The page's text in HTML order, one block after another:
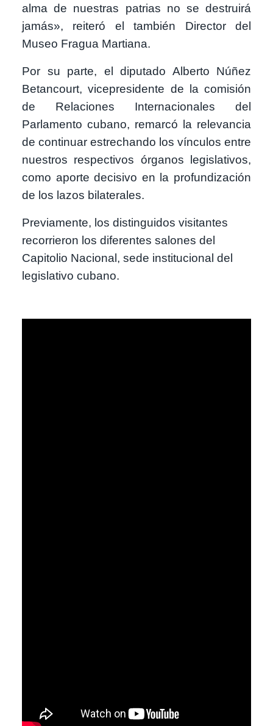
alma de nuestras patrias no se destruirá
jamás», reiteró el también Director del
Museo Fragua Martiana.
Por su parte, el diputado Alberto Núñez
Betancourt, vicepresidente de la comisión
de Relaciones Internacionales del
Parlamento cubano, remarcó la relevancia
de continuar estrechando los vínculos entre
nuestros respectivos órganos legislativos,
como aporte decisivo en la profundización
de los lazos bilaterales.
Previamente, los distinguidos visitantes
recorrieron los diferentes salones del
Capitolio Nacional, sede institucional del
legislativo cubano.